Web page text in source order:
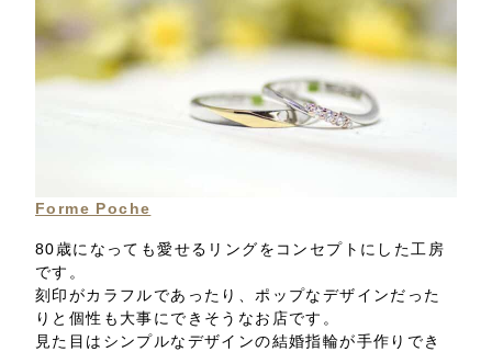
Forme Poche
80歳になっても愛せるリングをコンセプトにした工房
です。
刻印がカラフルであったり、ポップなデザインだった
りと個性も大事にできそうなお店です。
見た目はシンプルなデザインの結婚指輪が手作りでき